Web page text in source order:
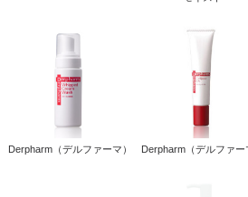
Derpharm（デルファーマ） Derpharm（デルファー